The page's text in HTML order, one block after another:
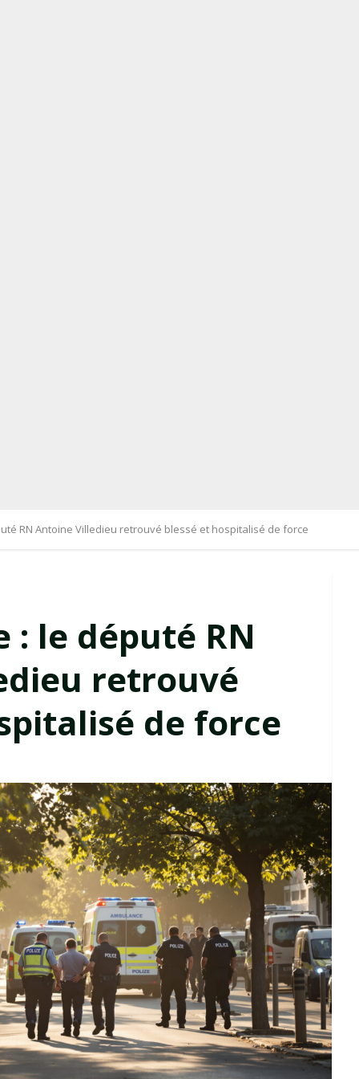
RN Antoine Villedieu retrouvé blessé et hospitalisé de force
: le député RN
retrouvé
de force